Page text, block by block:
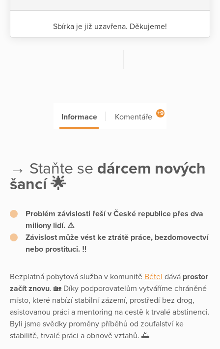
Sbírka je již uzavřena. Děkujeme!
Informace Komentáře +9
→ Staňte se dárcem nových
šancí 🌟
Problém závislosti řeší v České republice přes dva
miliony lidí. ⚠️
Závislost může vést ke ztrátě práce, bezdomovectví
nebo prostituci. ‼️
Bezplatná pobytová služba v komunitě Bétel dává prostor
začít znovu. 🏡 Díky podporovatelům vytváříme chráněné
místo, které nabízí stabilní zázemí, prostředí bez drog,
asistovanou práci a mentoring na cestě k trvalé abstinenci.
Byli jsme svědky proměny příběhů od zoufalství ke
stabilitě, trvalé práci a obnově vztahů. 🌅